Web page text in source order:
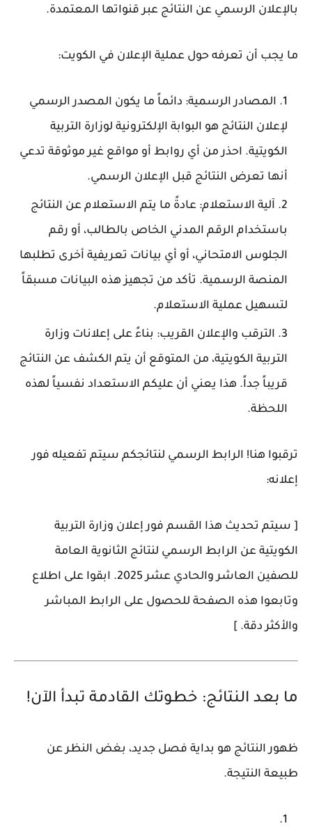
بالإعلان الرسمي عن النتائج عبر قنواتها المعتمدة.
ما يجب أن تعرفه حول عملية الإعلان في الكويت:
المصادر الرسمية: دائماً ما يكون المصدر الرسمي
لإعلان النتائج هو البوابة الإلكترونية لوزارة التربية
الكويتية. احذر من أي روابط أو مواقع غير موثوقة تدعي
أنها تعرض النتائج قبل الإعلان الرسمي.
آلية الاستعلام: عادةً ما يتم الاستعلام عن النتائج
باستخدام الرقم المدني الخاص بالطالب، أو رقم
الجلوس الامتحاني، أو أي بيانات تعريفية أخرى تطلبها
المنصة الرسمية. تأكد من تجهيز هذه البيانات مسبقاً
لتسهيل عملية الاستعلام.
الترقب والإعلان القريب: بناءً على إعلانات وزارة
التربية الكويتية، من المتوقع أن يتم الكشف عن النتائج
قريباً جداً. هذا يعني أن عليكم الاستعداد نفسياً لهذه
اللحظة.
ترقبوا هنا! الرابط الرسمي لنتائجكم سيتم تفعيله فور
إعلانه:
[ سيتم تحديث هذا القسم فور إعلان وزارة التربية
الكويتية عن الرابط الرسمي لنتائج الثانوية العامة
للصفين العاشر والحادي عشر 2025. ابقوا على اطلاع
وتابعوا هذه الصفحة للحصول على الرابط المباشر
والأكثر دقة. ]
ما بعد النتائج: خطوتك القادمة تبدأ الآن!
ظهور النتائج هو بداية فصل جديد، بغض النظر عن
طبيعة النتيجة.